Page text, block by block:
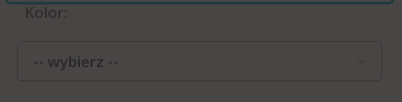
Kolor:
-- wybierz --